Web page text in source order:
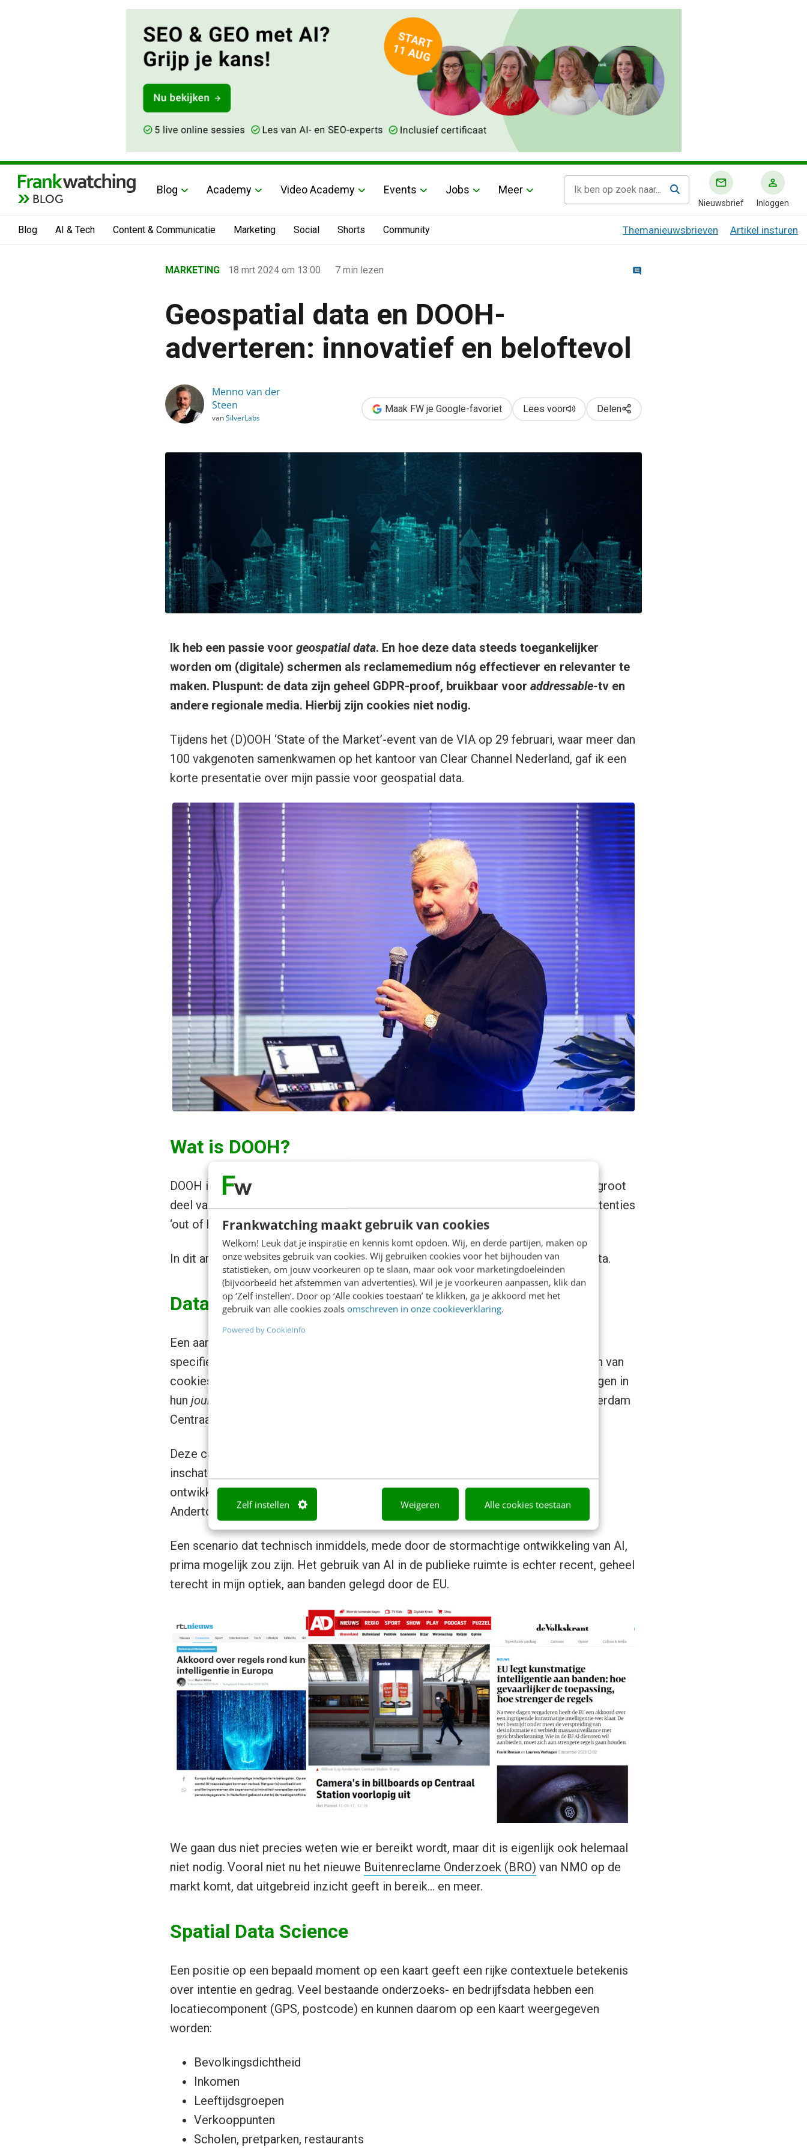
Frankwatching maakt gebruik van cookies
Welkom! Leuk dat je inspiratie en kennis komt opdoen. Wij, en derde partijen, maken op
onze websites gebruik van cookies. Wij gebruiken cookies voor het bijhouden van
statistieken, om jouw voorkeuren op te slaan, maar ook voor marketingdoeleinden
(bijvoorbeeld het afstemmen van advertenties). Wil je je voorkeuren aanpassen, klik dan
op ‘Zelf instellen’. Door op ‘Alle cookies toestaan’ te klikken, ga je akkoord met het
gebruik van alle cookies zoals omschreven in onze cookieverklaring.
Powered by CookieInfo
Zelf instellen Weigeren Alle cookies toestaan
BLOG
Blog Academy Video Academy Events Jobs Meer
Nieuwsbrief Inloggen
Blog AI & Tech Content & Communicatie Marketing Social Shorts Community Themanieuwsbrieven Artikel insturen
›
›
Marketing
›
MARKETING 18 mrt 2024 om 13:00 7 min lezen
Geospatial data en DOOH-
adverteren: innovatief en beloftevol
Menno van der
Steen
vanSilverLabs
Maak FW je Google-favoriet Lees voor Delen
Ik heb een passie voor geospatial data. En hoe deze data steeds toegankelijker
worden om (digitale) schermen als reclamemedium nóg effectiever en relevanter te
maken. Pluspunt: de data zijn geheel GDPR-proof, bruikbaar voor addressable-tv en
andere regionale media. Hierbij zijn cookies niet nodig.
Tijdens het (D)OOH ‘State of the Market’-event van de VIA op 29 februari, waar meer dan
100 vakgenoten samenkwamen op het kantoor van Clear Channel Nederland, gaf ik een
korte presentatie over mijn passie voor geospatial data.
Wat is DOOH?
DOOH is de afkorting van
. DOOH-adverteren houdt in dat een groot
deel van de reclame-uitingen op straat nu op digitale schermen plaatsvindt. Advertenties
‘out of home’, locaties buitenshuis dus.
In dit artikel ga ik dieper in op advertenties op digitale schermen en geospatial data.
Data & (D)OOH
Een aantal jaren terug probeerden sommige OOH-exploitanten om adverteerders
specifieker te voorzien van bereik en doelgroepdata. We waren toen nog in de ban van
cookies en het bedenken van manieren om consumenten zo goed mogelijk te volgen in
hun journeys
. Hiervoor werden destijds camera’s in de schermen op Station Amsterdam
Centraal geplaatst.
Deze camera’s konden de kijkersaantallen meten en in sommige gevallen ook een
inschatting geven van leeftijd en geslacht. In verband met
ontwikkelingsrichting afgesloten en belanden we dus niet in de wereld van John
Anderton (gespeeld door Tom Cruise) in de sciencefictionfilmMinority Report
Een scenario dat technisch inmiddels, mede door de stormachtige ontwikkeling van AI,
prima mogelijk zou zijn. Het gebruik van AI in de publieke ruimte is echter recent, geheel
terecht in mijn optiek, aan banden gelegd door de EU.
We gaan dus niet precies weten wie er bereikt wordt, maar dit is eigenlijk ook helemaal
niet nodig. Vooral niet nu het nieuwe Buitenreclame Onderzoek (BRO) van NMO op de
markt komt, dat uitgebreid inzicht geeft in bereik… en meer.
Spatial Data Science
Een positie op een bepaald moment op een kaart geeft een rijke contextuele betekenis
over intentie en gedrag. Veel bestaande onderzoeks- en bedrijfsdata hebben een
locatiecomponent (GPS, postcode) en kunnen daarom op een kaart weergegeven
worden:
Bevolkingsdichtheid
Inkomen
Leeftijdsgroepen
Verkooppunten
Scholen, pretparken, restaurants